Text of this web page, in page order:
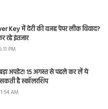
Key में देरी की वजह पेपर लीक विवाद?
रहे इंतजार
PM
बड़ा अपडेट! 15 अगस्त से पहले कर लें ये
है स्कॉलरशिप
AM